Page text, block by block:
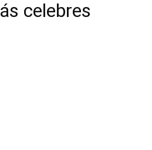
celebres